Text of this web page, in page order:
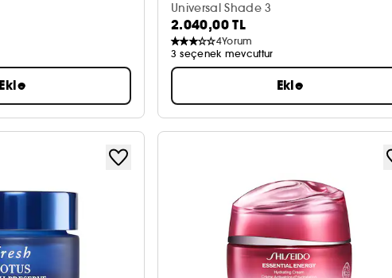
Ekle
Universal Shade 3
2.040,00 TL
4Yorum
3 seçenek mevcuttur
Ekle